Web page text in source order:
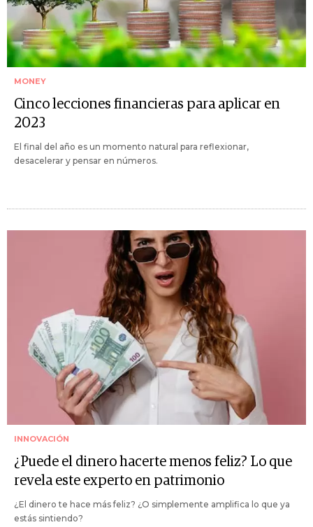
MONEY
Cinco lecciones financieras para aplicar en
2023
El final del año es un momento natural para reflexionar,
desacelerar y pensar en números.
INNOVACIÓN
¿Puede el dinero hacerte menos feliz? Lo que
revela este experto en patrimonio
¿El dinero te hace más feliz? ¿O simplemente amplifica lo que ya
estás sintiendo?